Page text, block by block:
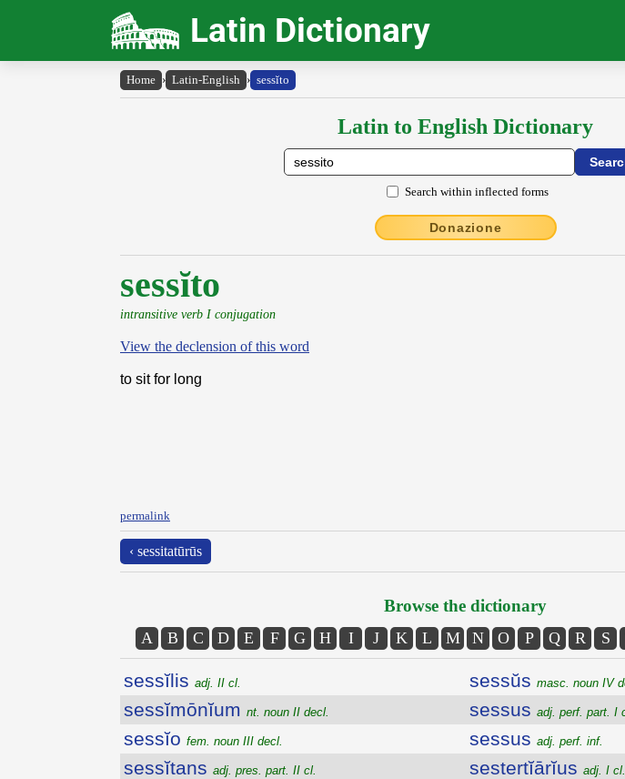
Latin Dictionary
Home › Latin-English › sessĭto
Latin to English Dictionary
Search within inflected forms
Donazione
sessĭto
intransitive verb I conjugation
View the declension of this word
to sit for long
permalink
‹ sessitatūrūs
Browse the dictionary
A B C D E F G H I J K L M N O P Q R S
sessĭlis adj. II cl.
sessĭmōnĭum nt. noun II decl.
sessĭo fem. noun III decl.
sessĭtans adj. pres. part. II cl.
sessŭs masc. noun IV
sessus adj. perf. part. I
sessus adj. perf. inf.
sestertĭārĭus adj. I cl.